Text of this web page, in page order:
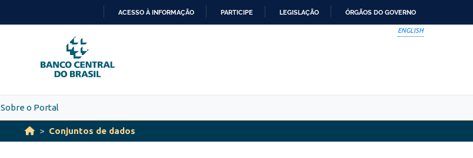
PARA
O
CONTEÚDO
ACESSO À INFORMAÇÃO PARTICIPE LEGISLAÇÃO ÓRGÃOS DO GOVERNO
ENGLISH
Sobre o Portal
Conjuntos de dados